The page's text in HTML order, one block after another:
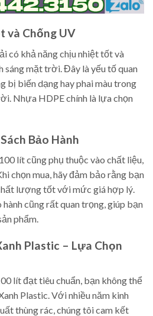
và Chống UV
có khả năng chịu nhiệt tốt và
sáng mặt trời. Đây là yếu tố quan
bị biến dạng hay phai màu trong
Nhựa HDPE chính là lựa chọn
Bảo Hành
lít cũng phụ thuộc vào chất liệu,
chọn mua, hãy đảm bảo rằng bạn
lượng tốt với mức giá hợp lý.
cũng rất quan trọng, giúp bạn
phẩm.
Plastic – Lựa Chọn
lít đạt tiêu chuẩn, bạn không thể
Plastic. Với nhiều năm kinh
thùng rác, chúng tôi cam kết